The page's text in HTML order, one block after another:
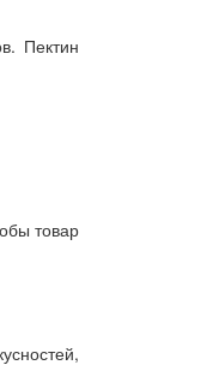
Пектин
товар